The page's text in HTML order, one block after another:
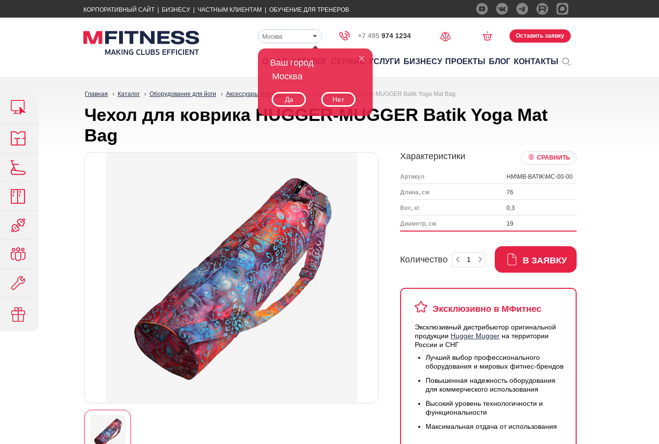
КОРПОРАТИВНЫЙ САЙТ БИЗНЕСУ ЧАСТНЫМ КЛИЕНТАМ ОБУЧЕНИЕ ДЛЯ ТРЕНЕРОВ
Ваш город
Москва
Да Нет
Москва +7 495 974 1234 Оставить заявку
О НАС КАТАЛОГ СЕРВИС УСЛУГИ БИЗНЕСУ ПРОЕКТЫ БЛОГ КОНТАКТЫ
Главная Каталог Оборудование для йоги Аксессуары для йоги Чехол для коврика HUGGER-MUGGER Batik Yoga Mat Bag
Чехол для коврика HUGGER-MUGGER Batik Yoga Mat
Bag
Характеристики СРАВНИТЬ
Артикул HM\MB-BATIK\MC-00-00
Длина, см 76
Вес, кг 0,3
Диаметр, см 19
Количество В ЗАЯВКУ
Эксклюзивно в МФитнес
Эксклюзивный дистрибьютор оригинальной
продукции Hugger Mugger на территории
России и СНГ
Лучший выбор профессионального
оборудования и мировых фитнес-брендов
Повышенная надежность оборудования
для коммерческого использования
Высокий уровень технологичности и
функциональности
Максимальная отдача от использования